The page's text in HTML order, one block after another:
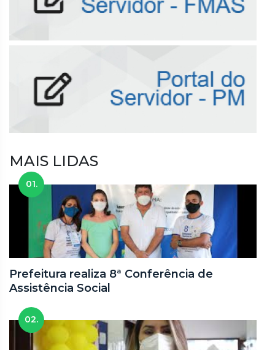
MAIS LIDAS
01.
Prefeitura realiza 8ª Conferência de
Assistência Social
02.